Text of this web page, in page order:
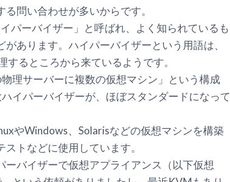
問い合わせが多いからです。
パーバイザー」と呼ばれ、よく知られているも
あります。ハイパーバイザーという用語は、
するところから来ているようです。
理サーバーに複数の仮想マシン」という構成
イパーバイザーが、ほぼスタンダードになって
やWindows、Solarisなどの仮想マシンを構築
トなどに使用しています。
バイザーで仮想アプライアンス（以下仮想